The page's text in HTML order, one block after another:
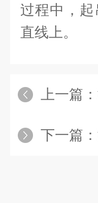
过程中，
直线上。
上一篇：
下一篇：